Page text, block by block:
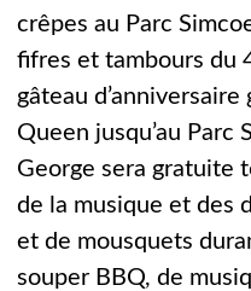
crêpes au Parc
fifres et tambours du
gâteau
Queen jusqu’au Parc
George sera gratuite
de la musique et des
et de mousquets
souper BBQ, de